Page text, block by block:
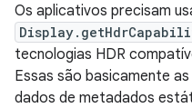
Os aplicativos precisam
tecnologias HDR
Essas são basicamente
dados de metadados